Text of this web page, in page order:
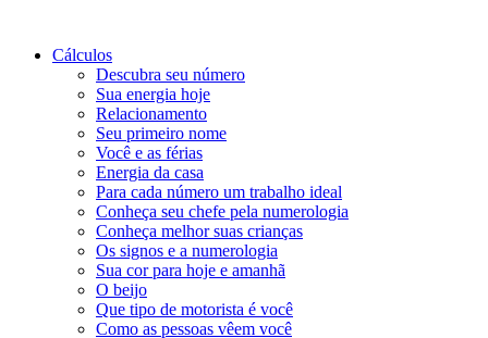
Cálculos
Descubra seu número
Sua energia hoje
Relacionamento
Seu primeiro nome
Você e as férias
Energia da casa
Para cada número um trabalho ideal
Conheça seu chefe pela numerologia
Conheça melhor suas crianças
Os signos e a numerologia
Sua cor para hoje e amanhã
O beijo
Que tipo de motorista é você
Como as pessoas vêem você